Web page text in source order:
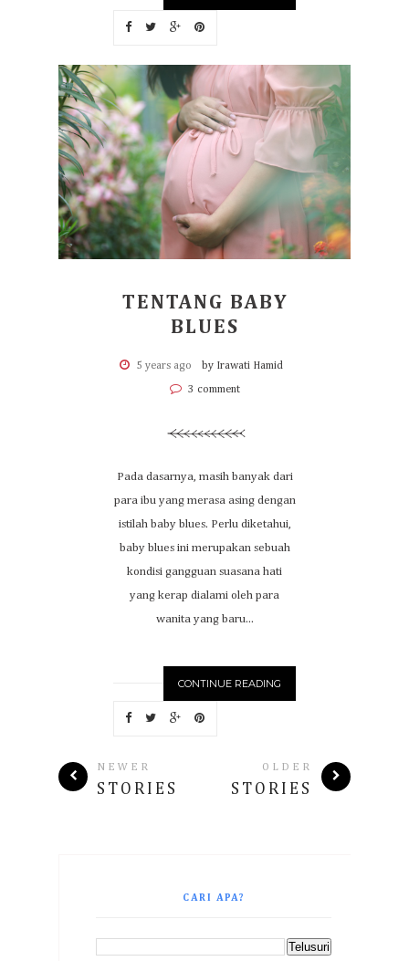
TENTANG BABY
BLUES
5 years ago by Irawati Hamid
3 comment
Pada dasarnya, masih banyak dari
para ibu yang merasa asing dengan
istilah baby blues. Perlu diketahui,
baby blues ini merupakan sebuah
kondisi gangguan suasana hati
yang kerap dialami oleh para
wanita yang baru...
CONTINUE READING
NEWER
STORIES
OLDER
STORIES
CARI APA?